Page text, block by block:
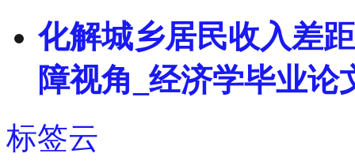
化解城乡居民收入差
障视角_经济学毕业论
标签云